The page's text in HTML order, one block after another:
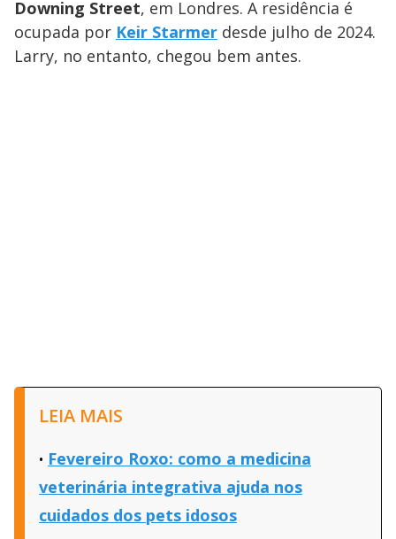
Downing Street, em Londres. A residência é
ocupada por Keir Starmer desde julho de 2024.
Larry, no entanto, chegou bem antes.
LEIA MAIS
Fevereiro Roxo: como a medicina
veterinária integrativa ajuda nos
cuidados dos pets idosos